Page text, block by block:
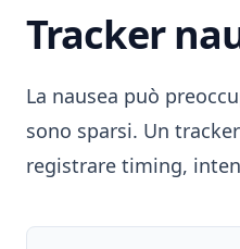
Tracker
La nausea può
sono sparsi. Un
registrare timing,